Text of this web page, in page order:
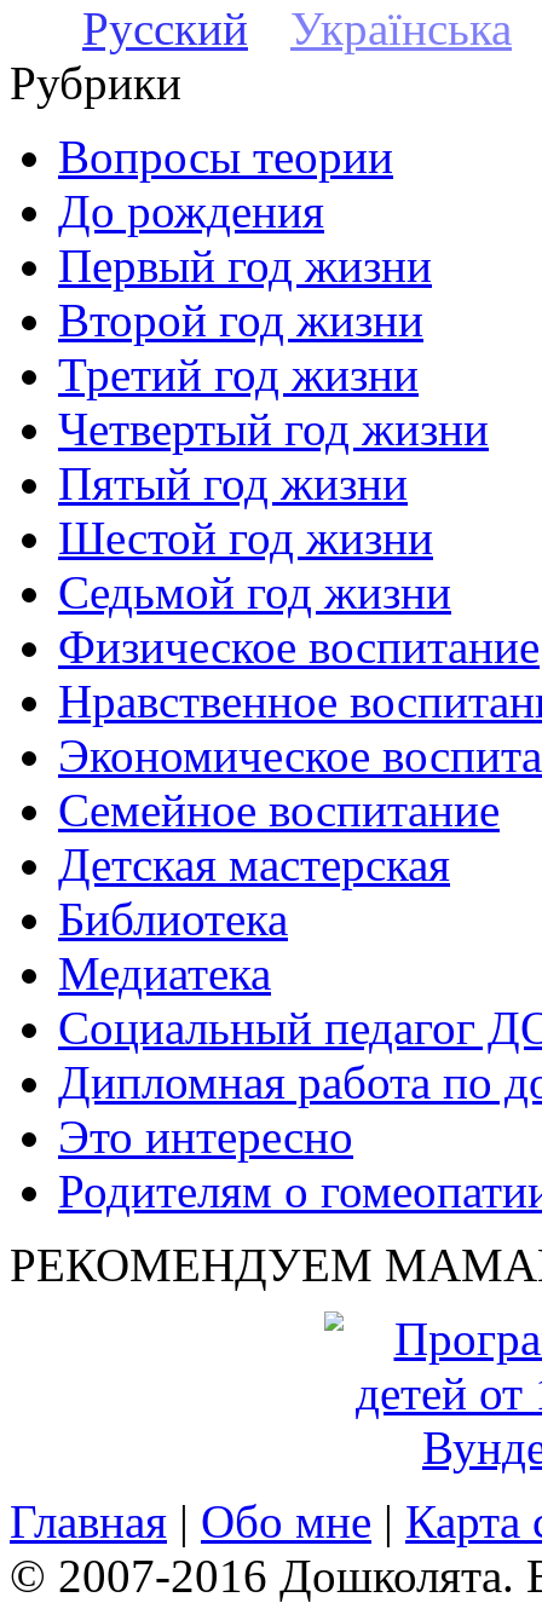
Русский
Українська
Рубрики
Вопросы теории
До рождения
Первый год жизни
Второй год жизни
Третий год жизни
Четвертый год жизни
Пятый год жизни
Шестой год жизни
Седьмой год жизни
Физическое воспитание
Нравственное
Экономическое
Семейное воспитание
Детская мастерская
Библиотека
Медиатека
Социальный педагог
Дипломная работа по
Это интересно
Родителям о
РЕКОМЕНДУЕМ
Главная | Обо мне | Карта
© 2007-2016 Дошколята.